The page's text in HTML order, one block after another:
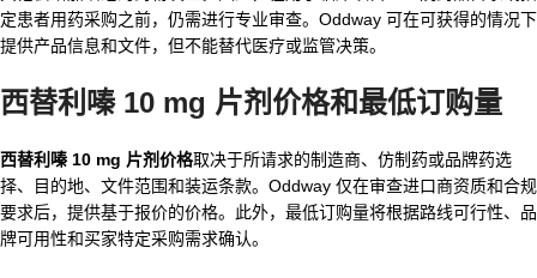
定患者用药采购之前，仍需进行专业审查。Oddway 可在可获得的情况下
提供产品信息和文件，但不能替代医疗或监管决策。
西替利嗪 10 mg 片剂价格和最低订购量
西替利嗪 10 mg 片剂价格取决于所请求的制造商、仿制药或品牌药选
择、目的地、文件范围和装运条款。Oddway 仅在审查进口商资质和合规
要求后，提供基于报价的价格。此外，最低订购量将根据路线可行性、品
牌可用性和买家特定采购需求确认。